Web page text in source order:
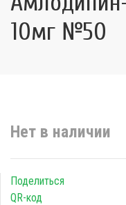
10мг №50
Нет в наличии
Поделиться
QR-код